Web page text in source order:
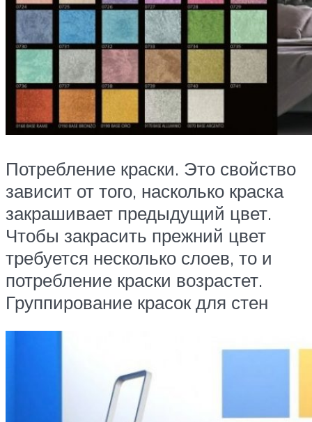
Потребление краски. Это свойство
зависит от того, насколько краска
закрашивает предыдущий цвет.
Чтобы закрасить прежний цвет
требуется несколько слоев, то и
потребление краски возрастет.
Группирование красок для стен